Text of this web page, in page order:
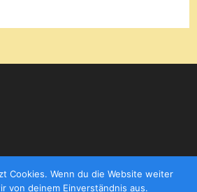
Cookies. Wenn du die Website weiter
von deinem Einverständnis aus.